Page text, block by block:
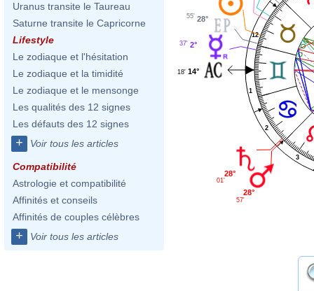
Uranus transite le Taureau
Saturne transite le Capricorne
Lifestyle
Le zodiaque et l'hésitation
Le zodiaque et la timidité
Le zodiaque et le mensonge
Les qualités des 12 signes
Les défauts des 12 signes
+ Voir tous les articles
Compatibilité
Astrologie et compatibilité
Affinités et conseils
Affinités de couples célèbres
+ Voir tous les articles
1
2
3
12
28°
55'
2°
37'
14°
18'
28°
01'
28°
57'